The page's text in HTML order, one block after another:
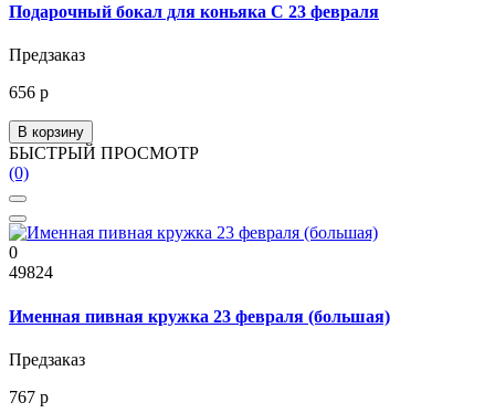
Подарочный бокал для коньяка С 23 февраля
Предзаказ
656 р
В корзину
БЫСТРЫЙ ПРОСМОТР
(0)
0
49824
Именная пивная кружка 23 февраля (большая)
Предзаказ
767 р